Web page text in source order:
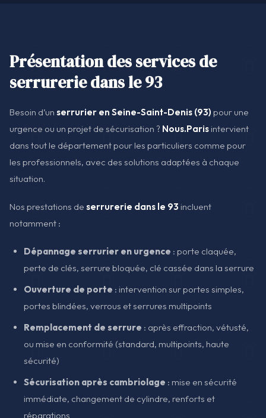
Présentation des services de
serrurerie dans le 93
Besoin d’un serrurier en Seine-Saint-Denis (93) pour une
urgence ou un projet de sécurisation ? Nous.Paris intervient
dans tout le département pour les particuliers comme pour
les professionnels, avec des solutions adaptées à chaque
situation.
Nos prestations de serrurerie dans le 93 incluent
notamment :
Dépannage serrurier en urgence : porte claquée,
perte de clés, serrure bloquée, clé cassée dans la serrure
Ouverture de porte : intervention sur portes simples,
portes blindées, verrous et serrures multipoints
Remplacement de serrure : après effraction, vétusté,
ou mise en conformité (standard, multipoints, haute
sécurité)
Sécurisation après cambriolage : mise en sécurité
immédiate, changement de cylindre, renforts et
réparations